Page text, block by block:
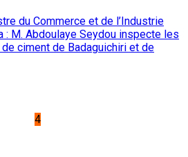
du Commerce et de l’Industrie
: M. Abdoulaye Seydou inspecte les
ciment de Badaguichiri et de
4